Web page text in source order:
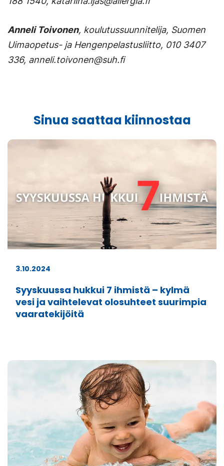
välilehteen.)
Anneli Toivonen, koulutussuunnitelija, Suomen
Uimaopetus- ja Hengenpelastusliitto, 010 3407
336, anneli.toivonen@suh.fi
Sinua saattaa kiinnostaa
3.10.2024
Syyskuussa hukkui 7 ihmistä – kylmä
vesi ja vaihtelevat olosuhteet suurimpia
vaaratekijöitä